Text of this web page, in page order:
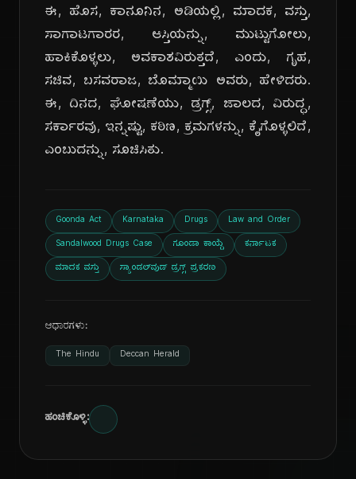
ಈ, ಹೊಸ, ಕಾನೂನಿನ, ಅಡಿಯಲ್ಲಿ, ಮಾದಕ, ವಸ್ತು,
ಸಾಗಾಟಗಾರರ, ಆಸ್ತಿಯನ್ನು, ಮುಟ್ಟುಗೋಲು,
ಹಾಕಿಕೊಳ್ಳಲು, ಅವಕಾಶವಿರುತ್ತದೆ, ಎಂದು, ಗೃಹ,
ಸಚಿವ, ಬಸವರಾಜ, ಬೊಮ್ಮಾಯಿ ಅವರು, ಹೇಳಿದರು.
ಈ, ದಿನದ, ಘೋಷಣೆಯು, ಡ್ರಗ್ಸ್, ಜಾಲದ, ವಿರುದ್ಧ,
ಸರ್ಕಾರವು, ಇನ್ನಷ್ಟು, ಕಠಿಣ, ಕ್ರಮಗಳನ್ನು, ಕೈಗೊಳ್ಳಲಿದೆ,
ಎಂಬುದನ್ನು, ಸೂಚಿಸಿತು.
Goonda Act Karnataka Drugs Law and Order
Sandalwood Drugs Case ಗೂಂಡಾ ಕಾಯ್ದೆ ಕರ್ನಾಟಕ
ಮಾದಕ ವಸ್ತು ಸ್ಯಾಂಡಲ್‌ವುಡ್ ಡ್ರಗ್ಸ್ ಪ್ರಕರಣ
ಆಧಾರಗಳು:
The Hindu Deccan Herald
ಹಂಚಿಕೊಳ್ಳಿ: